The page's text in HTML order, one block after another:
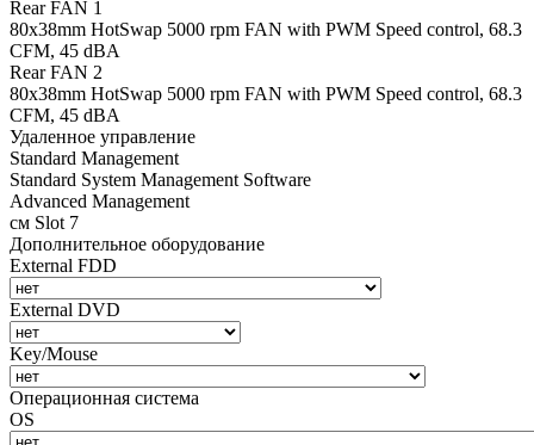
Rear FAN 1
80х38mm HotSwap 5000 rpm FAN with PWM Speed control, 68.3
CFM, 45 dBA
Rear FAN 2
80х38mm HotSwap 5000 rpm FAN with PWM Speed control, 68.3
CFM, 45 dBA
Удаленное управление
Standard Management
Standard System Management Software
Advanced Management
см Slot 7
Дополнительное оборудование
External FDD
External DVD
Key/Mouse
Операционная система
OS